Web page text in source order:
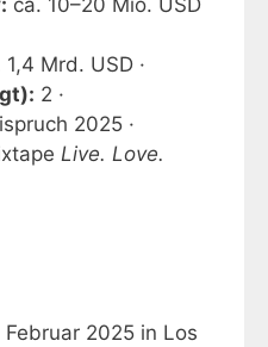
1,4 Mrd. USD ·
2 ·
2025 ·
Live. Love.
2025 in Los